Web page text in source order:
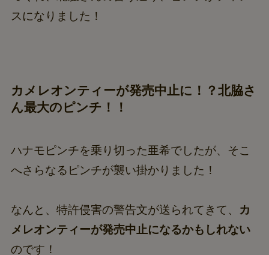
スになりました！
カメレオンティーが発売中止に！？北脇さ
ん最大のピンチ！！
ハナモピンチを乗り切った亜希でしたが、そこ
へさらなるピンチが襲い掛かりました！
なんと、特許侵害の警告文が送られてきて、 カ
メレオンティーが発売中止になるかもしれない
のです！